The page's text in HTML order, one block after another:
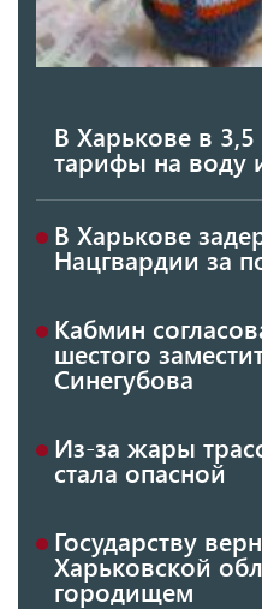
В Харькове в
тарифы на воду
В Харькове
Нацгвардии за
Кабмин
шестого
Синегубова
Из-за жары
стала опасной
Государству
Харьковской
городищем